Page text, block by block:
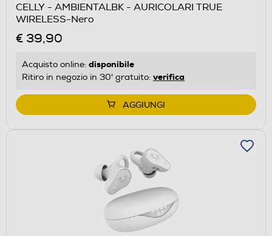
CELLY - AMBIENTALBK - AURICOLARI TRUE
WIRELESS-Nero
€ 39,90
Acquisto online: disponibile
Ritiro in negozio in 30' gratuito: verifica
AGGIUNGI